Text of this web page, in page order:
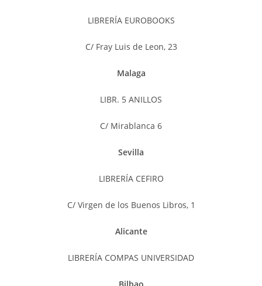
LIBRERÍA EUROBOOKS
C/ Fray Luis de Leon, 23
Malaga
LIBR. 5 ANILLOS
C/ Mirablanca 6
Sevilla
LIBRERÍA CEFIRO
C/ Virgen de los Buenos Libros, 1
Alicante
LIBRERÍA COMPAS UNIVERSIDAD